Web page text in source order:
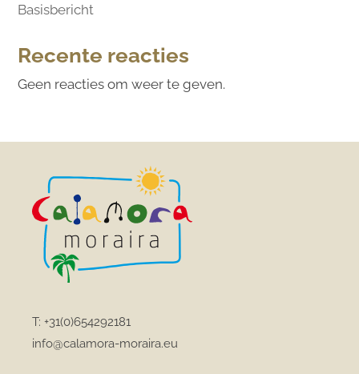
Basisbericht
Recente reacties
Geen reacties om weer te geven.
T:+31(0)654292181
info@calamora-moraira.eu